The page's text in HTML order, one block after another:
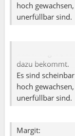
hoch
unerfüllbar sind.
Beziehung ist,
dazu bekommt.
Es sind
hoch
unerfüllbar sind.
Margit:
Marc S.:
Dankeschön